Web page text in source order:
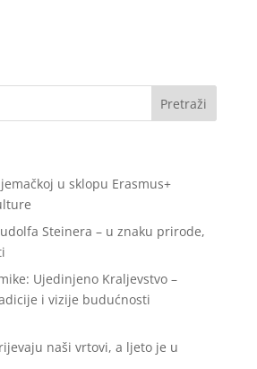
u sklopu Erasmus+
Steinera – u znaku prirode,
Ujedinjeno Kraljevstvo –
i vizije budućnosti
naši vrtovi, a ljeto je u